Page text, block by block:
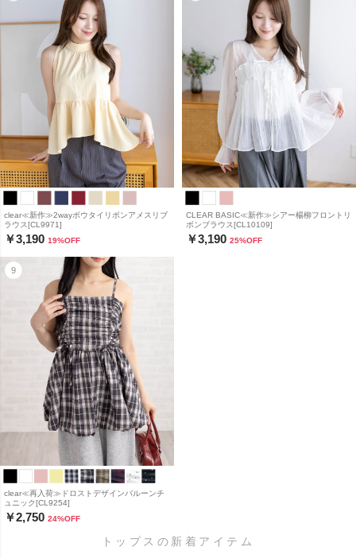
clear≪新作≫2wayボウタイリボンアメスリブ
ラウス[CL9971]
￥3,190 19%OFF
CLEAR BASIC≪新作≫シアー楊柳フロントリ
ボンブラウス[CL10109]
￥3,190 25%OFF
clear≪再入荷≫ドロストデザインバルーンチ
ュニック[CL9254]
￥2,750 24%OFF
トップスの新着アイテム